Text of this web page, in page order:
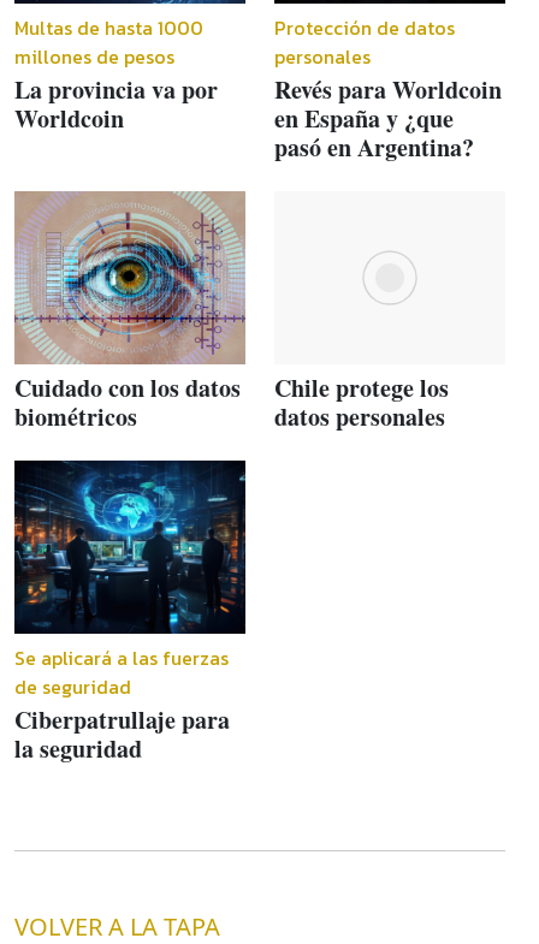
Multas de hasta 1000
millones de pesos
La provincia va por
Worldcoin
Protección de datos
personales
Revés para Worldcoin
en España y ¿que
pasó en Argentina?
Cuidado con los datos
biométricos
Chile protege los
datos personales
Se aplicará a las fuerzas
de seguridad
Ciberpatrullaje para
la seguridad
VOLVER A LA TAPA